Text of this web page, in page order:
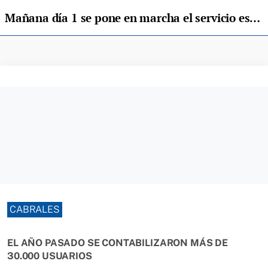
Mañana día 1 se pone en marcha el servicio especial de transporte entre Arenas, Poncebos, Tielve y Sotres, en Cabrales
CABRALES
EL AÑO PASADO SE CONTABILIZARON MÁS DE
30.000 USUARIOS